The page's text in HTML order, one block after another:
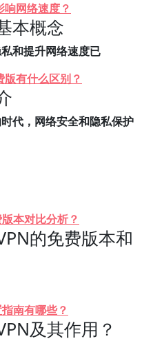
网络速度？
本概念
和提升网络速度已
有什么区别？
代，网络安全和隐私保护
本对比分析？
的免费版本和
南有哪些？
及其作用？